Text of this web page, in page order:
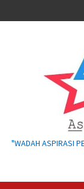
to
"WADAH ASPIRASI